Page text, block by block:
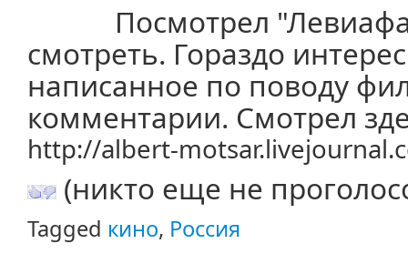
Посмотрел
смотреть. Гораздо
написанное по поводу
комментарии. Смотрел
http://albert-
(никто еще не
Tagged кино, Россия